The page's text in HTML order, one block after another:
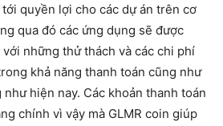
quyền lợi cho các dự án trên cơ
qua đó các ứng dụng sẽ được
những thử thách và các chi phí
khả năng thanh toán cũng như
hiện nay. Các khoản thanh toán
chính vì vậy mà GLMR coin giúp